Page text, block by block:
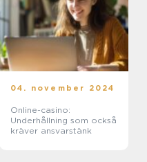
04. november 2024
Online-casino:
Underhållning som också
kräver ansvarstänk